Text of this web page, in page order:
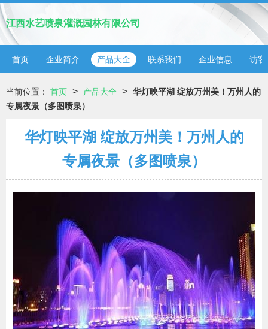
江西水艺喷泉灌溉园林有限公司
首页 企业简介 产品大全 联系我们 企业信息 访客
当前位置： 首页 > 产品大全 > 华灯映平湖 绽放万州美！万州人的
专属夜景（多图喷泉）
华灯映平湖 绽放万州美！万州人的
专属夜景（多图喷泉）